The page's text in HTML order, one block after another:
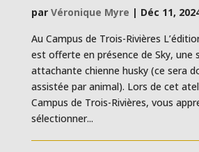
par Véronique Myre | Déc 11,
Au Campus de Trois-Rivières
est offerte en présence de Sky, une
attachante chienne husky (ce sera
assistée par animal). Lors de cet
Campus de Trois-Rivières, vous
sélectionner...